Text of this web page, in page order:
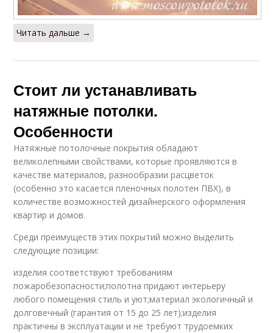
Читать дальше →
Стоит ли устанавливать
натяжные потолки.
Особенности
Натяжные потолочные покрытия обладают
великолепными свойствами, которые проявляются в
качестве материалов, разнообразии расцветок
(особенно это касается пленочных полотен ПВХ), в
количестве возможностей дизайнерского оформления
квартир и домов.
Среди преимуществ этих покрытий можно выделить
следующие позиции:
изделия соответствуют требованиям
пожаробезопасности;полотна придают интерьеру
любого помещения стиль и уют;материал экологичный и
долговечный (гарантия от 15 до 25 лет);изделия
практичны в эксплуатации и не требуют трудоемких